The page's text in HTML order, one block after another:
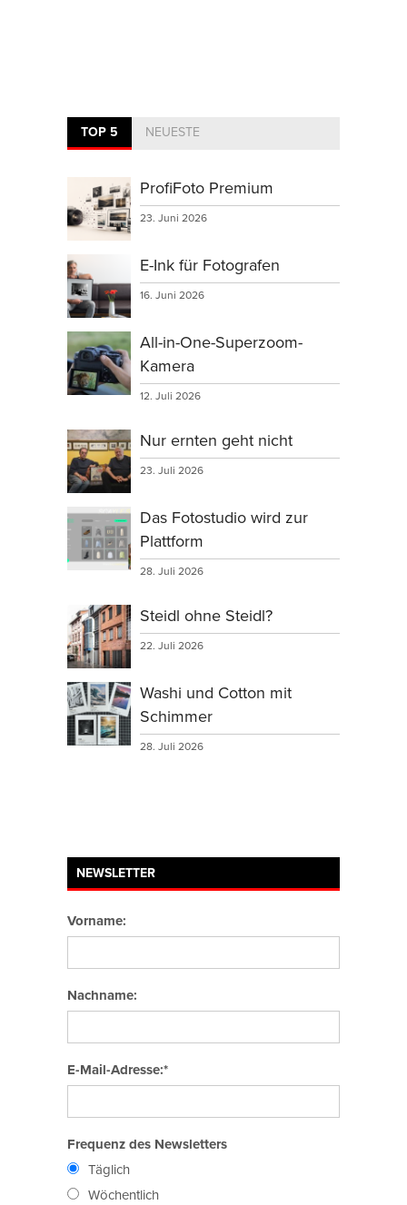
TOP 5 NEUESTE
ProfiFoto Premium
23. Juni 2026
E-Ink für Fotografen
16. Juni 2026
All-in-One-Superzoom-
Kamera
12. Juli 2026
Nur ernten geht nicht
23. Juli 2026
Das Fotostudio wird zur
Plattform
28. Juli 2026
Steidl ohne Steidl?
22. Juli 2026
Washi und Cotton mit
Schimmer
28. Juli 2026
NEWSLETTER
Vorname:
Nachname:
E-Mail-Adresse:*
Frequenz des Newsletters
Täglich
Wöchentlich